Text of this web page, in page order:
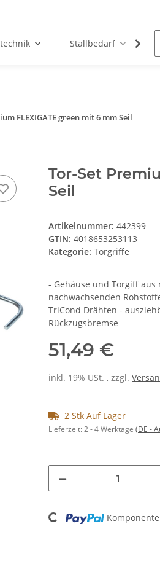
Stallbedarf
FLEXIGATE green mit 6 mm Seil
Tor-Set
Seil
Artikelnummer: 442399
GTIN: 4018653253113
Kategorie: Torgriffe
- Gehäuse und Torgiff
nachwachsenden
TriCond Drähten -
Rückzugsbremse
51,49 €
inkl. 19% USt. , zzgl.
2 Stk Auf Lager
Lieferzeit:2 - 4 Werktage (DE -
Loading...